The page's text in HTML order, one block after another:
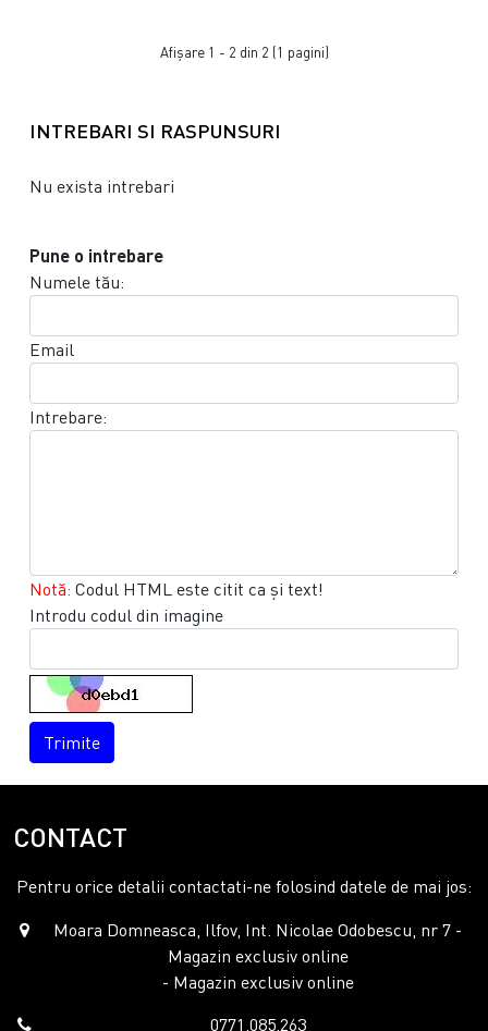
Afişare 1 - 2 din 2 (1 pagini)
INTREBARI SI RASPUNSURI
Nu exista intrebari
Pune o intrebare
Numele tău:
Email
Intrebare:
Notă: Codul HTML este citit ca şi text!
Introdu codul din imagine
Trimite
CONTACT
Pentru orice detalii contactati-ne folosind datele de mai jos:
Moara Domneasca, Ilfov, Int. Nicolae Odobescu, nr 7 -
Magazin exclusiv online
- Magazin exclusiv online
0771.085.263